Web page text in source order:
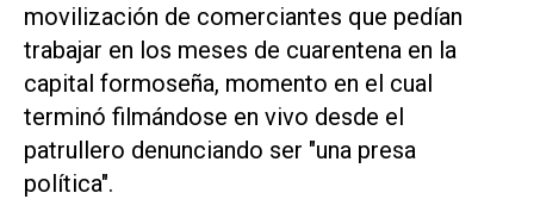
movilización de comerciantes que pedían
trabajar en los meses de cuarentena en la
capital formoseña, momento en el cual
terminó filmándose en vivo desde el
patrullero denunciando ser "una presa
política".